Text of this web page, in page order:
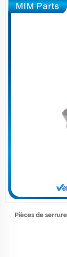
Pièces de